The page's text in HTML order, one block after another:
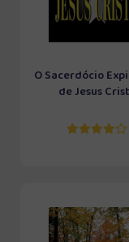
O Sacerdócio
de Jesus